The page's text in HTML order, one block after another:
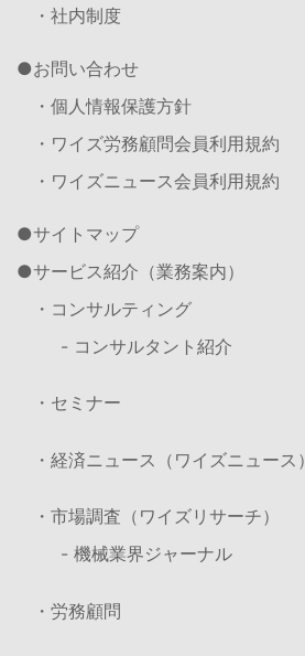
・社内制度
お問い合わせ
・個人情報保護方針
・ワイズ労務顧問会員利用規約
・ワイズニュース会員利用規約
サイトマップ
サービス紹介（業務案内）
・コンサルティング
- コンサルタント紹介
・セミナー
・経済ニュース（ワイズニュース）
・市場調査（ワイズリサーチ）
- 機械業界ジャーナル
・労務顧問